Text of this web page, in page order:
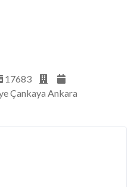
17683
Çankaya Ankara